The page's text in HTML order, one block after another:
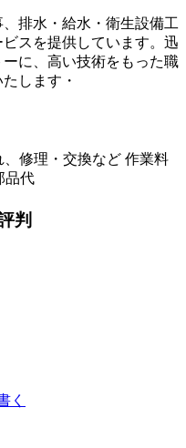
排水・給水・衛生設備工
スを提供しています。迅
に、高い技術をもった職
します・
修理・交換など 作業料
品代
判
く